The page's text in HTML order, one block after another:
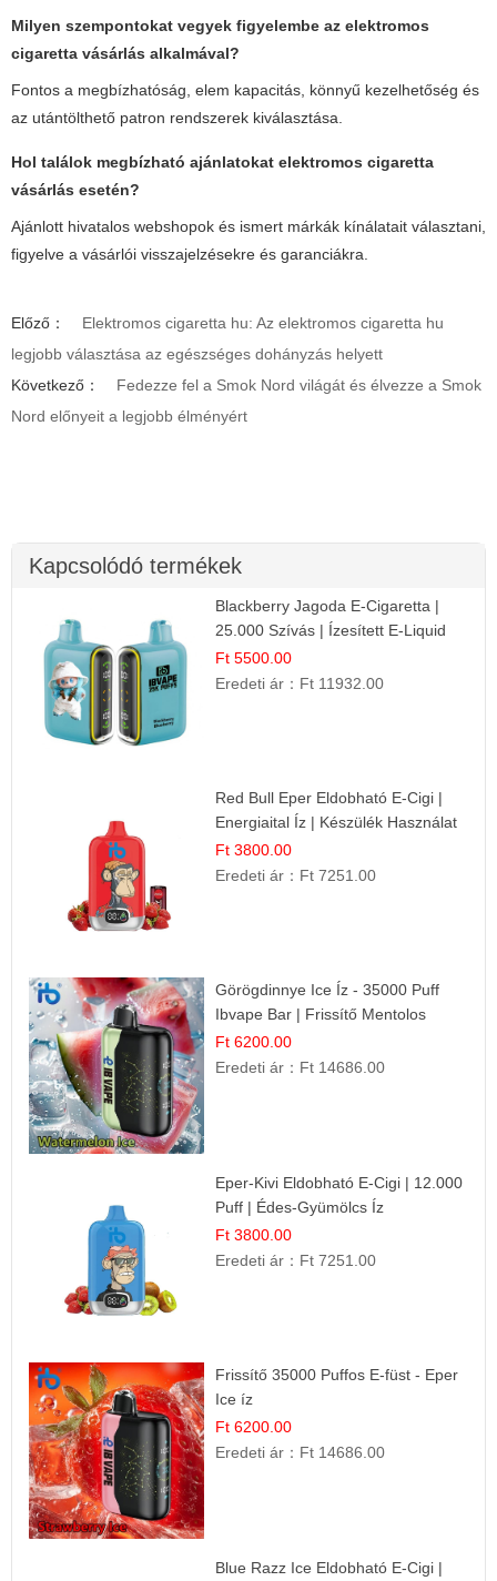
Milyen szempontokat vegyek figyelembe az elektromos
cigaretta vásárlás alkalmával?
Fontos a megbízhatóság, elem kapacitás, könnyű kezelhetőség és
az utántölthető patron rendszerek kiválasztása.
Hol találok megbízható ajánlatokat elektromos cigaretta
vásárlás esetén?
Ajánlott hivatalos webshopok és ismert márkák kínálatait választani,
figyelve a vásárlói visszajelzésekre és garanciákra.
Előző：
Elektromos cigaretta hu: Az elektromos cigaretta hu
legjobb választása az egészséges dohányzás helyett
Következő：
Fedezze fel a Smok Nord világát és élvezze a Smok
Nord előnyeit a legjobb élményért
Kapcsolódó termékek
Blackberry Jagoda E-Cigaretta |
25.000 Szívás | Ízesített E-Liquid
Ft 5500.00
Eredeti ár： Ft 11932.00
Red Bull Eper Eldobható E-Cigi |
Energiaital Íz | Készülék Használat
Ft 3800.00
Eredeti ár： Ft 7251.00
Görögdinnye Ice Íz - 35000 Puff
Ibvape Bar | Frissítő Mentolos
Élmény!
Ft 6200.00
Eredeti ár： Ft 14686.00
Eper-Kivi Eldobható E-Cigi | 12.000
Puff | Édes-Gyümölcs Íz
Ft 3800.00
Eredeti ár： Ft 7251.00
Frissítő 35000 Puffos E-füst - Eper
Ice íz
Ft 6200.00
Eredeti ár： Ft 14686.00
Blue Razz Ice Eldobható E-Cigi |